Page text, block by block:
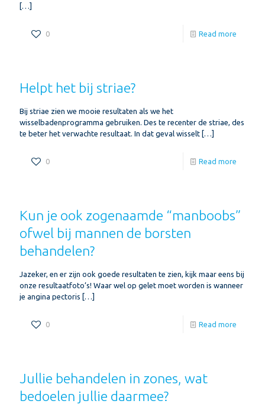
[…]
0 Read more
Helpt het bij striae?
Bij striae zien we mooie resultaten als we het
wisselbadenprogramma gebruiken. Des te recenter de striae, des
te beter het verwachte resultaat. In dat geval wisselt […]
0 Read more
Kun je ook zogenaamde “manboobs”
ofwel bij mannen de borsten
behandelen?
Jazeker, en er zijn ook goede resultaten te zien, kijk maar eens bij
onze resultaatfoto’s! Waar wel op gelet moet worden is wanneer
je angina pectoris […]
0 Read more
Jullie behandelen in zones, wat
bedoelen jullie daarmee?